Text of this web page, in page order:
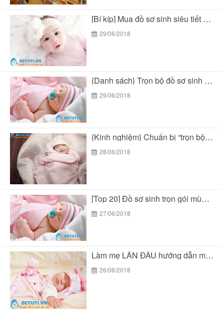
[Bí kíp] Mua đồ sơ sinh siêu tiết kiệm...
29/06/2018
{Danh sách} Trọn bộ đồ sơ sinh mùa hè...
29/06/2018
{Kinh nghiệm} Chuẩn bị “trọn bộ đồ sơ sinh...
28/06/2018
[Top 20] Đồ sơ sinh trọn gói mùa hè...
27/06/2018
Làm mẹ LẦN ĐẦU hướng dẫn mua “đồ sơ...
26/06/2018